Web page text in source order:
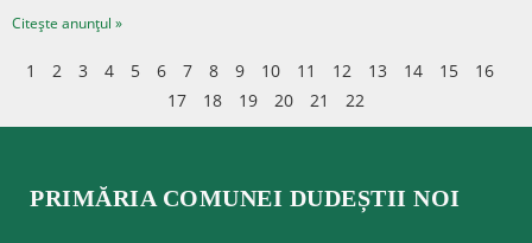
Citește anunțul »
1 2 3 4 5 6 7 8 9 10 11 12 13 14 15
16
17
18 19 20 21 22
PRIMĂRIA COMUNEI DUDEȘTII NOI